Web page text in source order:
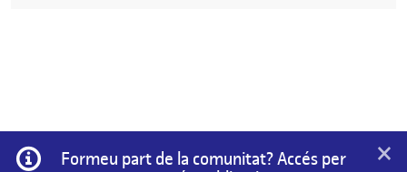
Informació
Formeu part de la comunitat? Accés per
×